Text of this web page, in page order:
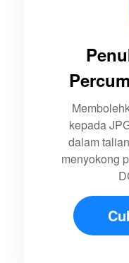
kepada
dalam
menyokong